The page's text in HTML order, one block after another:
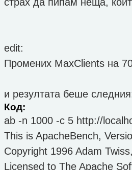
edit:
Промених MaxClients на
и резултата беше
Код:
ab -n 1000 -c 5 http://
This is ApacheBench,
Copyright 1996 Adam
Licensed to The Apache